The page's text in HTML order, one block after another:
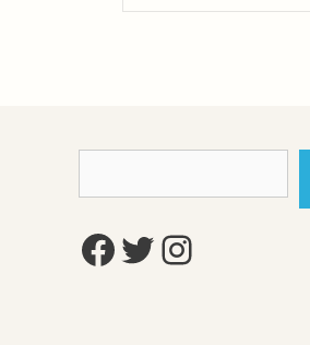
Facebook
Twitter
Instagram